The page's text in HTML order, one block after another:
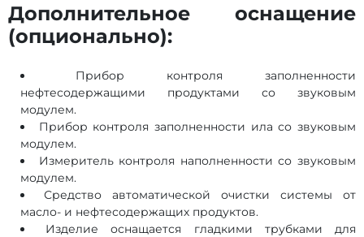
Дополнительное оснащение
(опционально):
Прибор контроля заполненности
нефтесодержащими продуктами со звуковым
модулем.
Прибор контроля заполненности ила со звуковым
модулем.
Измеритель контроля наполненности со звуковым
модулем.
Средство автоматической очистки системы от
масло- и нефтесодержащих продуктов.
Изделие оснащается гладкими трубками для